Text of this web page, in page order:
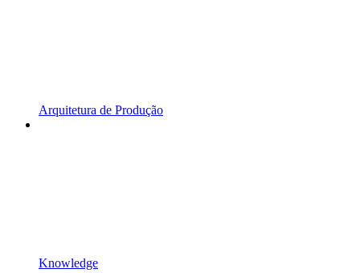
Arquitetura de Produção
Knowledge